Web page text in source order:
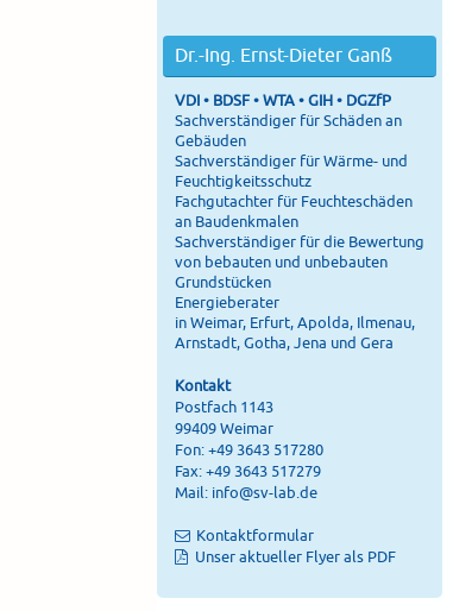
Dr.-Ing. Ernst-Dieter Ganß
VDI • BDSF • WTA • GIH • DGZfP
Sachverständiger für Schäden an
Gebäuden
Sachverständiger für Wärme- und
Feuchtigkeitsschutz
Fachgutachter für Feuchteschäden
an Baudenkmalen
Sachverständiger für die Bewertung
von bebauten und unbebauten
Grundstücken
Energieberater
in Weimar, Erfurt, Apolda, Ilmenau,
Arnstadt, Gotha, Jena und Gera
Kontakt
Postfach 1143
99409 Weimar
Fon: +49 3643 517280
Fax: +49 3643 517279
Mail: info@sv-lab.de
Kontaktformular
Unser aktueller Flyer als PDF